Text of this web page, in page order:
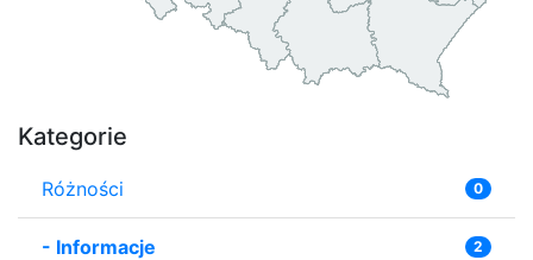
Kategorie
Różności 0
- Informacje 2